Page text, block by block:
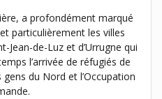
a profondément marqué
particulièrement les villes
Jean-de-Luz et d’Urrugne qui
l’arrivée de réfugiés de
gens du Nord et l’Occupation